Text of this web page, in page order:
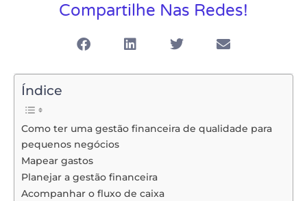
Compartilhe Nas Redes!
Índice
Como ter uma gestão financeira de qualidade para
pequenos negócios
Mapear gastos
Planejar a gestão financeira
Acompanhar o fluxo de caixa